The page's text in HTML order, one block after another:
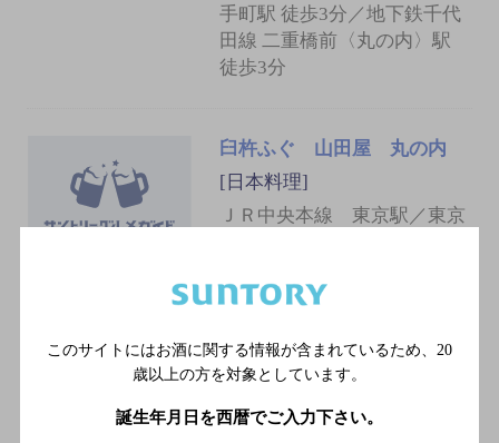
手町駅 徒歩3分／地下鉄千代
田線 二重橋前〈丸の内〉駅
徒歩3分
臼杵ふぐ 山田屋 丸の内
[日本料理]
ＪＲ中央本線 東京駅／東京
駅／ＪＲ横須賀線 東京駅／
このサイトにはお酒に関する情報が含まれているため、 20
歳以上の方を対象としています。
誕生年月日を西暦でご入力下さい。